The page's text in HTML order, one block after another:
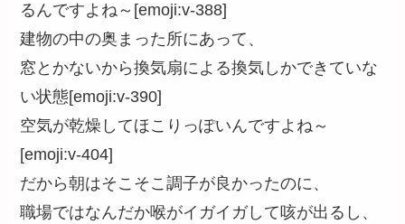
るんですよね～[emoji:v-388]
建物の中の奥まった所にあって、
窓とかないから換気扇による換気しかできていな
い状態[emoji:v-390]
空気が乾燥してほこりっぽいんですよね～
[emoji:v-404]
だから朝はそこそこ調子が良かったのに、
職場ではなんだか喉がイガイガして咳が出るし、